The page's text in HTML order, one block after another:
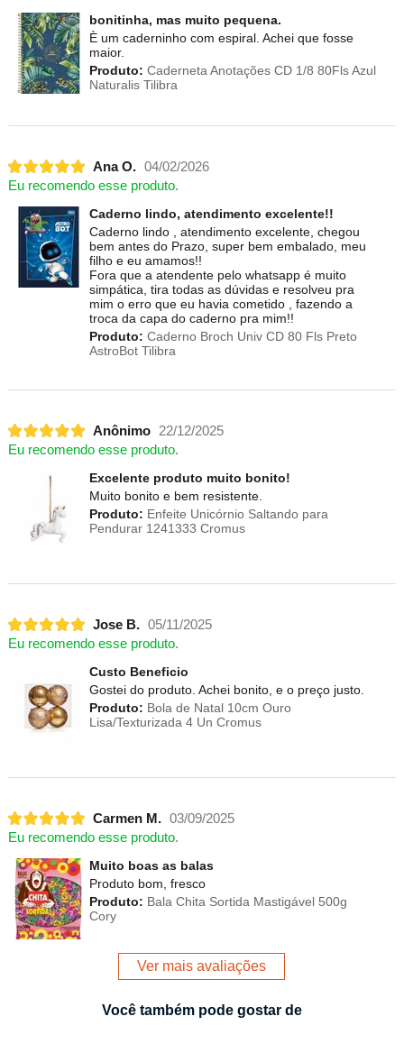
bonitinha, mas muito pequena.
È um caderninho com espiral. Achei que fosse
maior.
Produto: Caderneta Anotações CD 1/8 80Fls Azul
Naturalis Tilibra
Ana O. 04/02/2026
Eu recomendo esse produto.
Caderno lindo, atendimento excelente!!
Caderno lindo , atendimento excelente, chegou
bem antes do Prazo, super bem embalado, meu
filho e eu amamos!!
Fora que a atendente pelo whatsapp é muito
simpática, tira todas as dúvidas e resolveu pra
mim o erro que eu havia cometido , fazendo a
troca da capa do caderno pra mim!!
Produto: Caderno Broch Univ CD 80 Fls Preto
AstroBot Tilibra
Anônimo
22/12/2025
Eu recomendo esse produto.
Excelente produto muito bonito!
Muito bonito e bem resistente.
Produto: Enfeite Unicórnio Saltando para
Pendurar 1241333 Cromus
Jose B. 05/11/2025
Eu recomendo esse produto.
Custo Beneficio
Gostei do produto. Achei bonito, e o preço justo.
Produto: Bola de Natal 10cm Ouro
Lisa/Texturizada 4 Un Cromus
Carmen M. 03/09/2025
Eu recomendo esse produto.
Muito boas as balas
Produto bom, fresco
Produto: Bala Chita Sortida Mastigável 500g
Cory
Ver mais avaliações
Você também pode gostar de